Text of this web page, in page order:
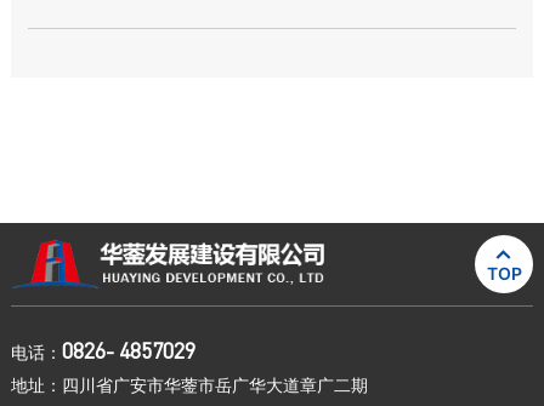

TOP
电话： 0826- 4857029
地址：四川省广安市华蓥市岳广华大道章广二期